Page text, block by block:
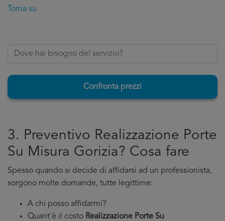
Torna su
Confronta prezzi
3. Preventivo Realizzazione Porte
Su Misura Gorizia? Cosa fare
Spesso quando si decide di affidarsi ad un professionista,
sorgono molte domande, tutte legittime:
A chi posso affidarmi?
Quant'è il costo Realizzazione Porte Su